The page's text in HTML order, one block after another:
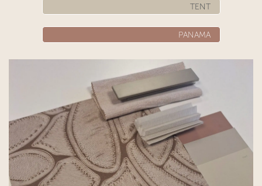
TENT​​
PANAMA